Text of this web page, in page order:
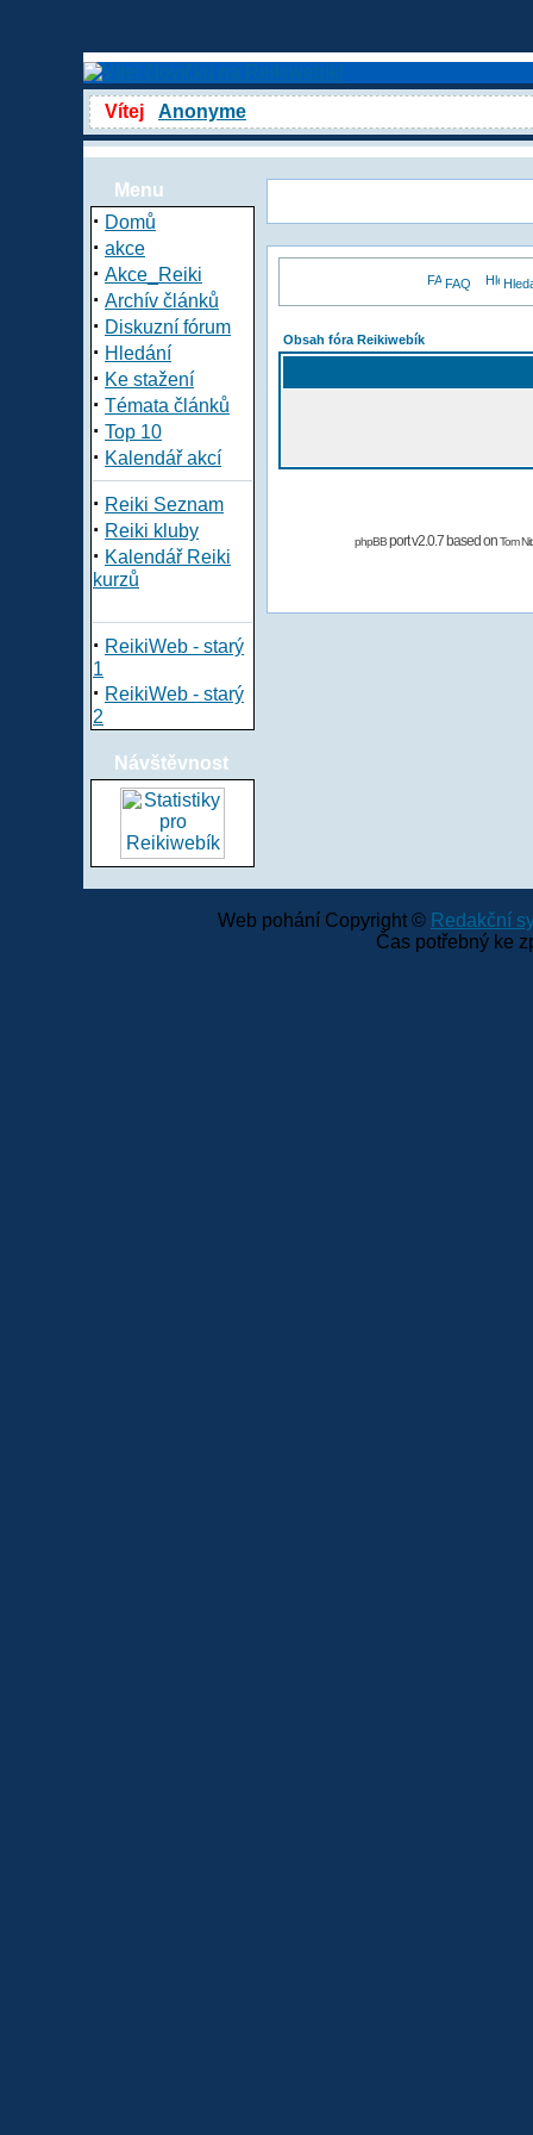
Vítej Anonyme
Menu
· Domů
· akce
· Akce_Reiki
· Archív článků
· Diskuzní fórum
· Hledání
· Ke stažení
· Témata článků
· Top 10
· Kalendář akcí
· Reiki Seznam
· Reiki kluby
· Kalendář Reiki
kurzů
· ReikiWeb - starý
1
· ReikiWeb - starý
2
Návštěvnost
FAQ
Obsah fóra Reikiwebík
phpBBport v2.0.7 based onTom
Web pohání Copyright © Redakční
Čas potřebný ke